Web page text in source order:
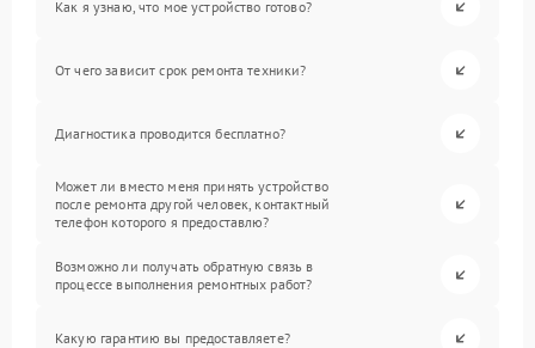
Как я узнаю, что мое устройство готово?
От чего зависит срок ремонта техники?
Диагностика проводится бесплатно?
Может ли вместо меня принять устройство
после ремонта другой человек, контактный
телефон которого я предоставлю?
Возможно ли получать обратную связь в
процессе выполнения ремонтных работ?
Какую гарантию вы предоставляете?